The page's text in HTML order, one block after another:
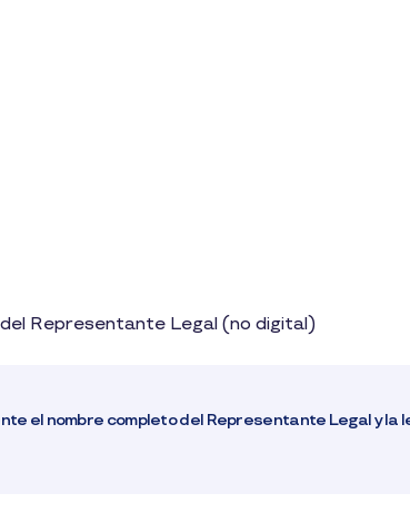
Representante Legal (no digital)
el nombre completo del Representante Legal y la